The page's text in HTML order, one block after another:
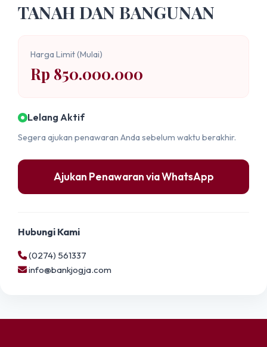
TANAH DAN BANGUNAN
Harga Limit (Mulai)
Rp 850.000.000
Lelang Aktif
Segera ajukan penawaran Anda sebelum waktu berakhir.
Ajukan Penawaran via WhatsApp
Hubungi Kami
(0274) 561337
info@bankjogja.com